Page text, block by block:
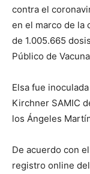
contra el
en el marco de la
de 1.005.665
Público de
Elsa fue
Kirchner SAMIC
los Ángeles
De acuerdo con
registro online